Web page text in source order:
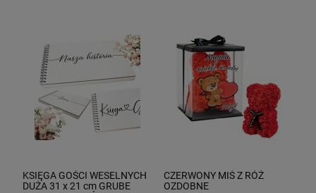
KSIĘGA GOŚCI WESELNYCH
DUŻA 31 x 21 cm GRUBE
CZERWONY MIŚ Z RÓŻ
OZDOBNE